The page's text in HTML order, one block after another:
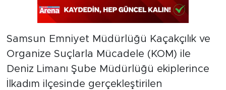
Samsun Emniyet Müdürlüğü Kaçakçılık ve
Organize Suçlarla Mücadele (KOM) ile
Deniz Limanı Şube Müdürlüğü ekiplerince
İlkadım ilçesinde gerçekleştirilen